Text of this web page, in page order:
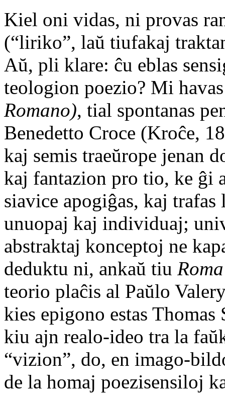
Kiel oni vidas, ni provas
(“liriko”, laŭ tiufakaj
Aŭ, pli klare: ĉu eblas
teologion poezio? Mi
Romano), tial spontanas
Benedetto Croce (Kroĉe,
kaj semis traeŭrope jenan
kaj fantazion pro tio, ke ĝi
siavice apogiĝas, kaj
unuopaj kaj individuaj;
abstraktaj konceptoj ne
deduktu ni, ankaŭ tiu
teorio plaĉis al Paŭlo
kies epigono estas
kiu ajn realo-ideo tra la
“vizion”, do, en imago-
de la homaj poezisensiloj